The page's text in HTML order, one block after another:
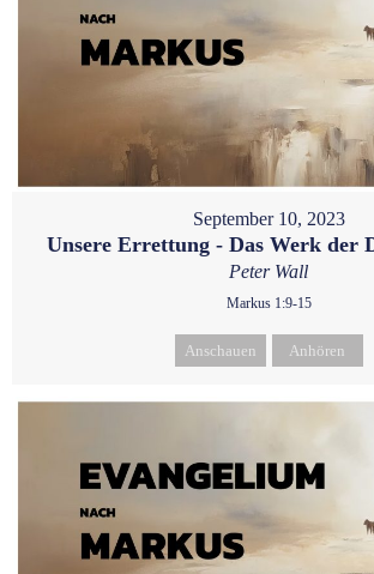
September 10, 2023
Unsere Errettung - Das Werk der
Peter Wall
Markus 1:9-15
Anschauen Anhören